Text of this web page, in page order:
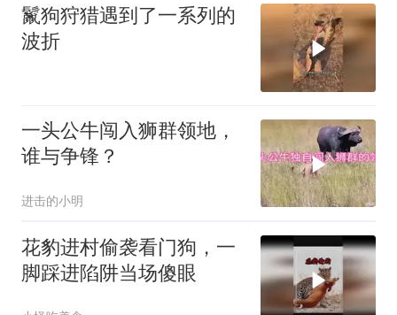
鬣狗狩猎遇到了一系列的
波折
一头公牛闯入狮群领地，
谁与争锋？
进击的小明
花豹进村偷袭看门狗，一
脚踩进陷阱当场傻眼